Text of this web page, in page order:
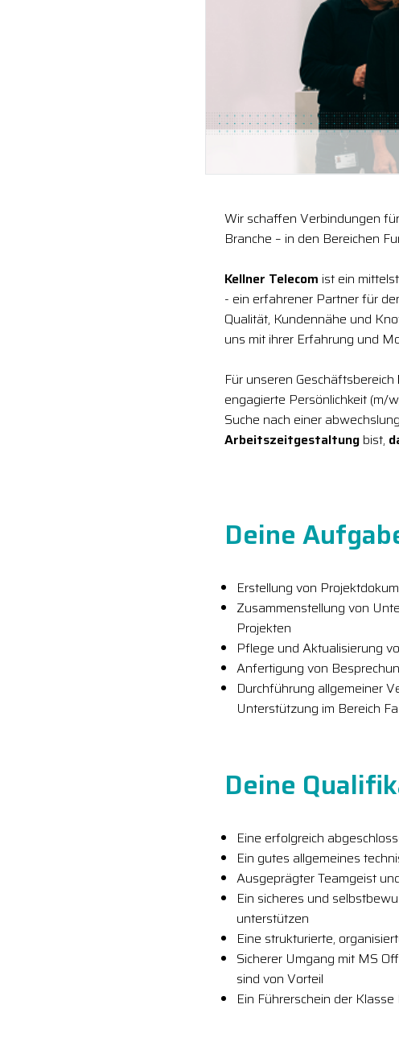
Wir schaffen Verbindungen
Branche – in den Bereichen
Kellner Telecom ist ein
- ein erfahrener Partner für
Qualität, Kundennähe und
uns mit ihrer Erfahrung und
Für unseren Geschäftsbereich
engagierte Persönlichkeit (m/
Suche nach einer
Arbeitszeitgestaltung bist,
Deine
Erstellung von
Zusammenstellung von
Projekten
Pflege und Aktualisierung
Anfertigung von
Durchführung allgemeiner
Unterstützung im Bereich
Deine
Eine erfolgreich
Ein gutes allgemeines
Ausgeprägter Teamgeist
Ein sicheres und
unterstützen
Eine strukturierte,
Sicherer Umgang mit MS
sind von Vorteil
Ein Führerschein der